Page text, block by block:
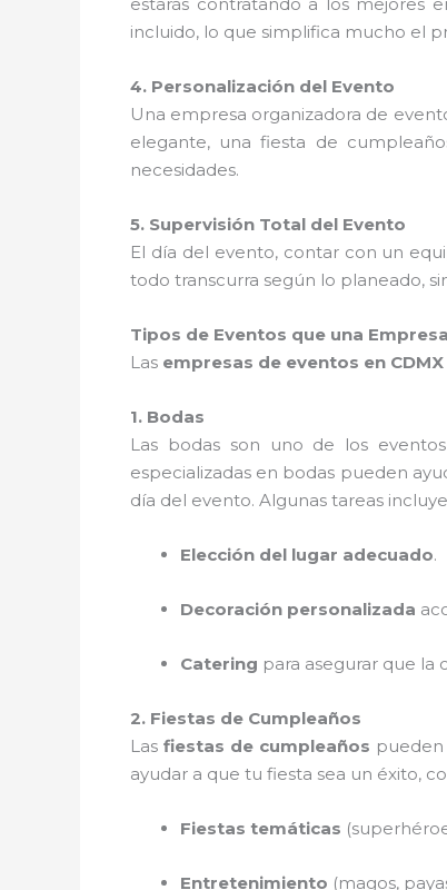
incluido, lo que simplifica mucho el
4. Personalización del Evento
Una empresa organizadora de
elegante, una fiesta de
necesidades.
5. Supervisión Total del Evento
El día del evento, contar con un
todo transcurra según lo planeado,
Tipos de Eventos que una
Las empresas de eventos en CDMX
1. Bodas
Las bodas son uno de los
especializadas en bodas pueden
día del evento. Algunas tareas
Elección del lugar adecuado.
Decoración personalizada
Catering para asegurar que la
2. Fiestas de Cumpleaños
Lasfiestas de cumpleaños pueden
ayudar a que tu fiesta sea un éxito,
Fiestas temáticas
Entretenimiento (magos,